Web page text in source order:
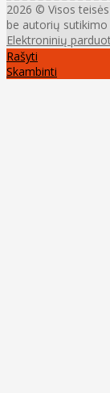
2026 © Visos
be autorių sutikimo
Elektroninių
Rašyti
Skambinti